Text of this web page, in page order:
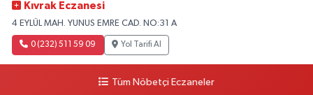
Kıvrak Eczanesi
4 EYLÜL MAH. YUNUS EMRE CAD. NO:31 A
0 (232) 511 59 09 Yol Tarifi Al
Tüm Nöbetçi Eczaneler